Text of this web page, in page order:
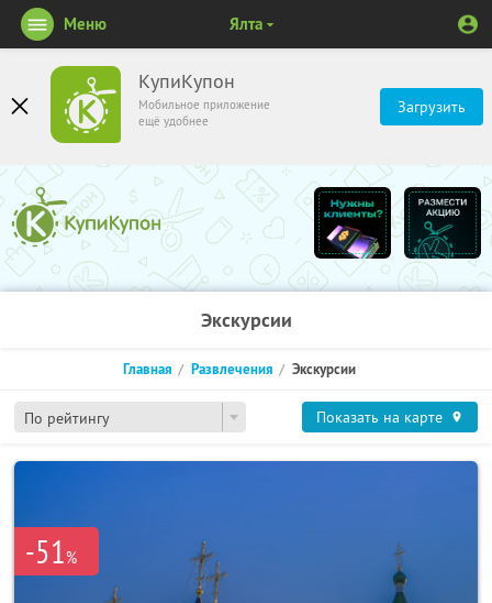
КупиКупон
Мобильное приложение
ещё удобнее
Загрузить
Меню Ялта
Экскурсии
По рейтингу
Главная Развлечения Экскурсии
Показать на карте
-51%